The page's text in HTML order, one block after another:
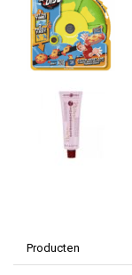
Producten